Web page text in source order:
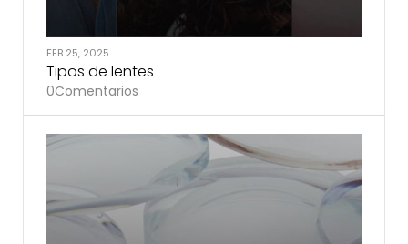
FEB 25, 2025
Tipos de lentes
0Comentarios